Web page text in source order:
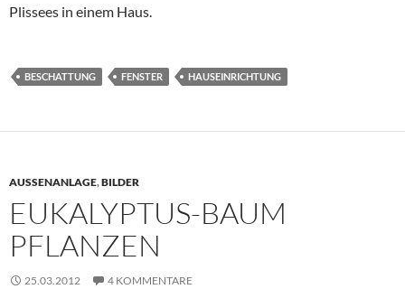
Plissees in einem Haus.
BESCHATTUNG FENSTER HAUSEINRICHTUNG
AUSSENANLAGE ,BILDER
EUKALYPTUS-BAUM
PFLANZEN
25.03.2012 4 KOMMENTARE